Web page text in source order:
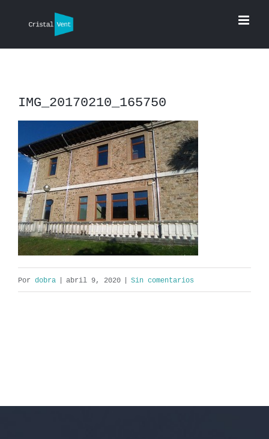
contenido
IMG_20170210_165750
Por dobra | abril 9, 2020 | Sin comentarios